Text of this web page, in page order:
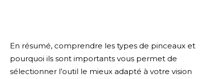
En résumé, comprendre les types de pinceaux et
pourquoi ils sont importants vous permet de
sélectionner l’outil le mieux adapté à votre vision